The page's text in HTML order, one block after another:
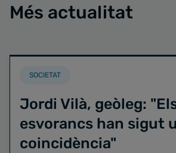
Més actualitat
SOCIETAT
Jordi Vilà, geòleg:
esvorancs han sigut
coincidència"